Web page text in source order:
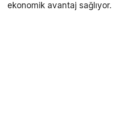
ekonomik avantaj sağlıyor.